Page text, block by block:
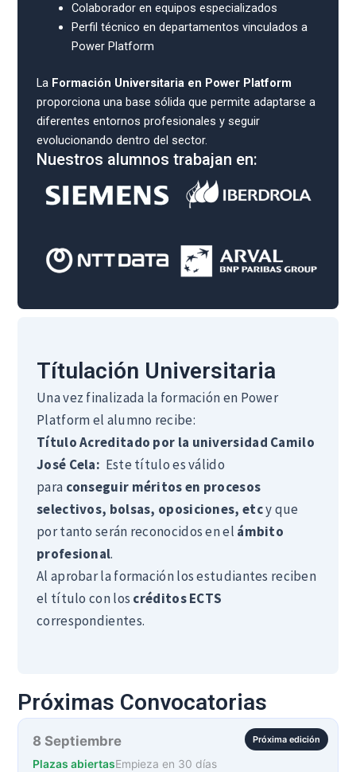
Colaborador en equipos especializados
Perfil técnico en departamentos vinculados a
Power Platform
La Formación Universitaria en Power Platform
proporciona una base sólida que permite adaptarse a
diferentes entornos profesionales y seguir
evolucionando dentro del sector.
Nuestros alumnos trabajan en:
Títulación Universitaria
Una vez finalizada la formación en Power
Platform el alumno recibe:
Título Acreditado por la universidad Camilo
José Cela: Este título es válido
para conseguir méritos en procesos
selectivos, bolsas, oposiciones, etcy que
por tanto serán reconocidos en el ámbito
profesional.
Al aprobar la formación los estudiantes reciben
el título con los créditos ECTS
correspondientes.
Próximas Convocatorias
Próxima edición
8 Septiembre
Plazas abiertasEmpieza en 30 días